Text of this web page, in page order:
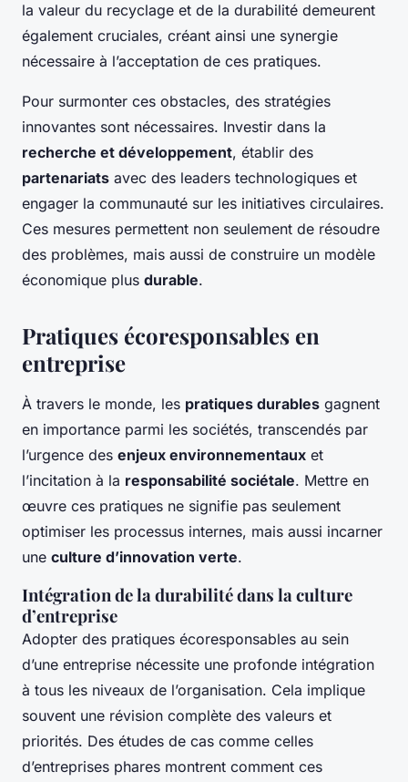
la valeur du recyclage et de la durabilité demeurent
également cruciales, créant ainsi une synergie
nécessaire à l’acceptation de ces pratiques.
Pour surmonter ces obstacles, des stratégies
innovantes sont nécessaires. Investir dans la
recherche et développement, établir des
partenariats avec des leaders technologiques et
engager la communauté sur les initiatives circulaires.
Ces mesures permettent non seulement de résoudre
des problèmes, mais aussi de construire un modèle
économique plus durable.
Pratiques écoresponsables en
entreprise
À travers le monde, les pratiques durables gagnent
en importance parmi les sociétés, transcendés par
l’urgence des enjeux environnementaux et
l’incitation à la responsabilité sociétale. Mettre en
œuvre ces pratiques ne signifie pas seulement
optimiser les processus internes, mais aussi incarner
une culture d’innovation verte.
Intégration de la durabilité dans la culture
d’entreprise
Adopter des pratiques écoresponsables au sein
d’une entreprise nécessite une profonde intégration
à tous les niveaux de l’organisation. Cela implique
souvent une révision complète des valeurs et
priorités. Des études de cas comme celles
d’entreprises phares montrent comment ces